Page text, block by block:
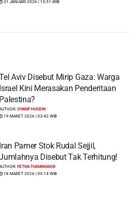
31 JANUARI 2026 | 15:51 WIB
Aviv Disebut Mirip Gaza: Warga
Israel Kini Merasakan Penderitaan
Palestina?
SYARIF HUSEIN
19 MARET 2026 | 03:42 WIB
Iran Pamer Stok Rudal Sejjil,
Disebut Tak Terhitung!
FETRA TUMANGGOR
18 MARET 2026 | 00:14 WIB